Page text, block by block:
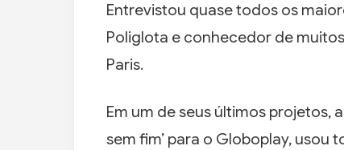
Entrevistou quase todos os
Poliglota e conhecedor de
Paris.
Em um de seus últimos projetos,
sem fim’ para o Globoplay, usou